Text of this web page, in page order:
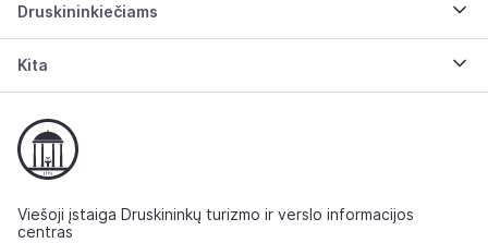
Druskininkiečiams
Kita
Viešoji įstaiga Druskininkų turizmo ir verslo informacijos
centras